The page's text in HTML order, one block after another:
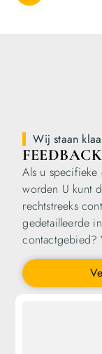
Wij staan
Als u
worden U kunt
rechtstreeks
gedetailleerde
contactgebied?